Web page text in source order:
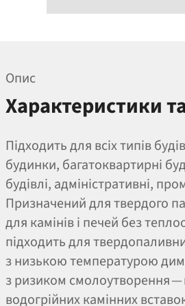
Опис
Характеристики
Підходить для всіх типів
будинки, багатоквартирні
будівлі, адміністративні,
Призначений для твердого
для камінів і печей без
підходить для
з низькою температурою
з ризиком смолоутворення —
водогрійних камінних